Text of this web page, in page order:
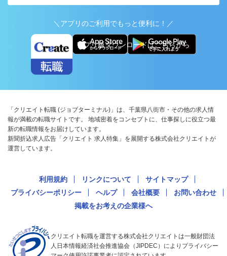
＼アプリのご利用でもっと便利に！／
アプリ版ダウンロードはこちらから
「クリエイト転職 (ジョブターミナル)」は、千葉県八街市・その他の求人情
報が満載の転職サイトです。 地域密着をコンセプトに、仕事探しに役立つ最
新の転職情報をお届けしています。
新聞折込求人広告「クリエイト 求人特集」を展開する株式会社クリエイトが
運営しています。
利用規約 リンクについて
サイトマップ
プライバシーポリシー
ヘルプ 会社概要
お問い合わせ
掲載をお考えの企業様へ
クリエイト転職を運営する株式会社クリエイトは一般財団法
人日本情報経済社会推進協会（JIPDEC）によりプライバシー